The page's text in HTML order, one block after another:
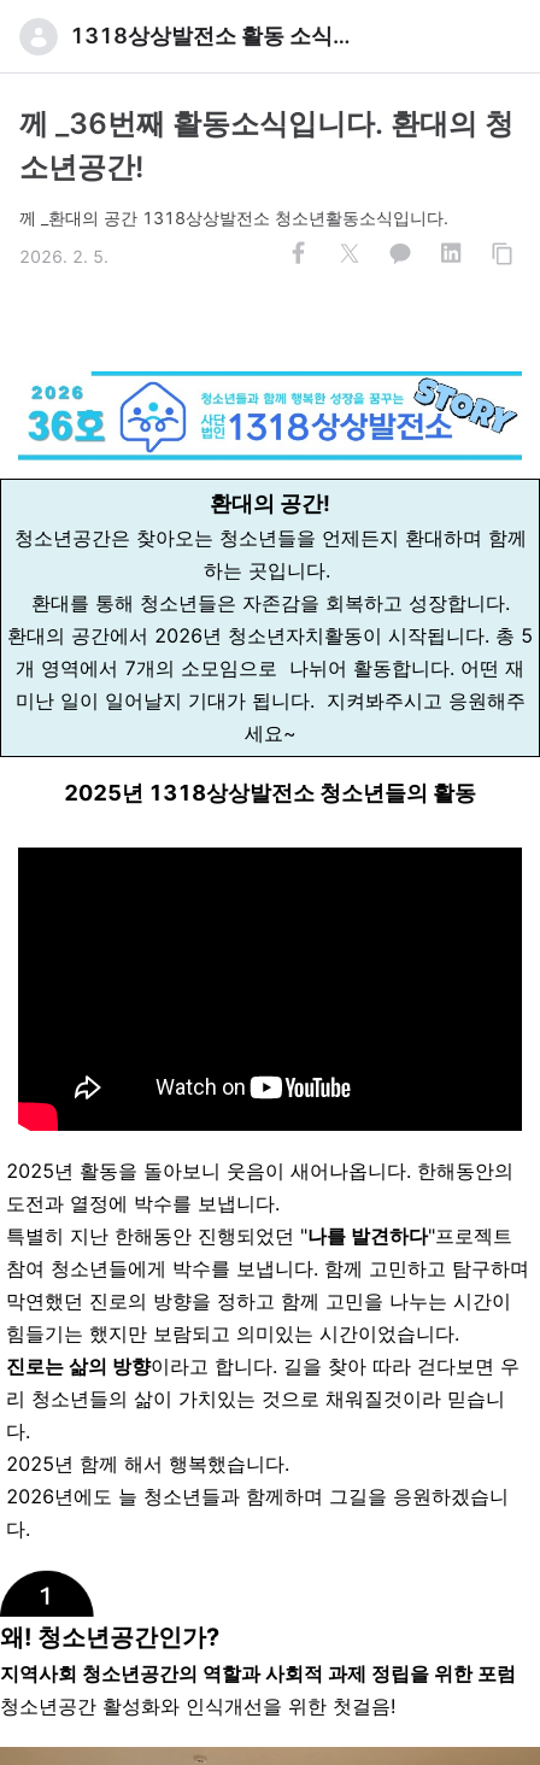
1318상상발전소 활동 소식입니다
께 _36번째 활동소식입니다. 환대의 청
소년공간!
께 _환대의 공간 1318상상발전소 청소년활동소식입니다.
2026. 2. 5.
환대의 공간!
청소년공간은 찾아오는 청소년들을 언제든지 환대하며 함께
하는 곳입니다.
환대를 통해 청소년들은 자존감을 회복하고 성장합니다.
환대의 공간에서 2026년 청소년자치활동이 시작됩니다. 총 5
개 영역에서 7개의 소모임으로 나뉘어 활동합니다. 어떤 재
미난 일이 일어날지 기대가 됩니다. 지켜봐주시고 응원해주
세요~
2025년 1318상상발전소 청소년들의 활동
2025년 활동을 돌아보니 웃음이 새어나옵니다. 한해동안의
도전과 열정에 박수를 보냅니다.
특별히 지난 한해동안 진행되었던 "나를 발견하다"프로젝트
참여 청소년들에게 박수를 보냅니다. 함께 고민하고 탐구하며
막연했던 진로의 방향을 정하고 함께 고민을 나누는 시간이
힘들기는 했지만 보람되고 의미있는 시간이었습니다.
진로는 삶의 방향이라고 합니다. 길을 찾아 따라 걷다보면 우
리 청소년들의 삶이 가치있는 것으로 채워질것이라 믿습니
다.
2025년 함께 해서 행복했습니다.
2026년에도 늘 청소년들과 함께하며 그길을 응원하겠습니
다.
왜! 청소년공간인가?
지역사회 청소년공간의 역할과 사회적 과제 정립을 위한 포럼
청소년공간 활성화와 인식개선을 위한 첫걸음!